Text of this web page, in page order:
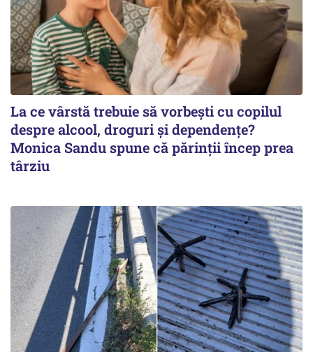
La ce vârstă trebuie să vorbești cu copilul
despre alcool, droguri și dependențe?
Monica Sandu spune că părinții încep prea
târziu